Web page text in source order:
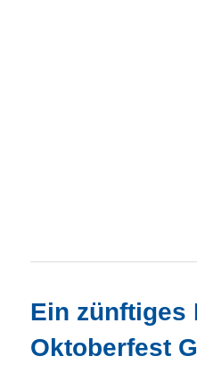
Ein zünftiges
Oktoberfest